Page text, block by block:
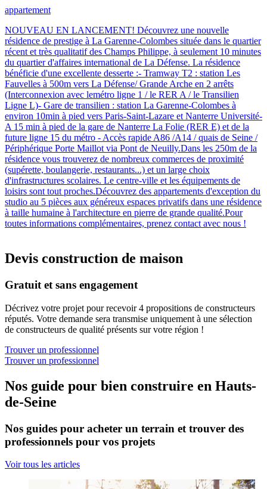
appartement
NOUVEAU EN LANCEMENT! Découvrez une nouvelle
résidence de prestige à La Garenne-Colombes située dans le quartier
récent et très qualitatif des Champs Philippe, à seulement 10 minutes
du quartier d'affaires international de La Défense. La résidence
bénéficie d'une excellente desserte :- Tramway T2 : station Les
Fauvelles à 500m vers La Défense/ Grande Arche en 2 arrêts
(Interconnexion avec lemétro ligne 1 / le RER A / le Transilien
Ligne L)- Gare de transilien : station La Garenne-Colombes à
environ 10min à pied vers Paris-Saint-Lazare et Nanterre Université-
A 15 min à pied de la gare de Nanterre La Folie (RER E) et de la
future ligne 15 du métro - Accès rapide A86 /A14 / quais de Seine /
Périphérique Porte Maillot via Pont de Neuilly.Dans les 250m de la
résidence vous trouverez de nombreux commerces de proximité
(supérette, boulangerie, restaurants...) et un large choix
d'infrastructures scolaires. Le centre-ville et les équipements de
loisirs sont tout proches.Découvrez des appartements d'exception du
studio au 5 pièces aux généreux espaces privatifs dans une résidence
à taille humaine à l'architecture en pierre de grande qualité.Pour
toutes informations complémentaires, prenez contact avec nous !
Devis construction de maison
Gratuit et sans engagement
Décrivez votre projet pour recevoir 4 propositions de constructeurs
réputés. Votre demande sera transmise uniquement à une sélection
de constructeurs de qualité présents sur votre région !
Trouver un professionnel
Trouver un professionnel
Nos guide pour bien construire en Hauts-
de-Seine
Nos guides pour acheter un terrain et trouver des
professionnels pour vos projets
Voir tous les articles